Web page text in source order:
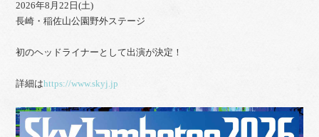
2026年8月22日(土)
⾧崎・稲佐山公園野外ステージ
初のヘッドライナーとして出演が決定！
詳細はhttps://www.skyj.jp